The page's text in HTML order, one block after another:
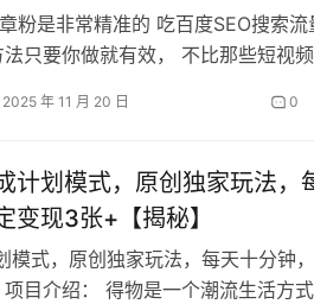
粉是非常精准的 吃百度SEO搜索
只要你做就有效， 不比那些短视
2025 年 11 月 20 日 0
计划模式，原创独家玩法，
变现3张+【揭秘】
模式，原创独家玩法，每天十分钟
目介绍： 得物是一个潮流生活方